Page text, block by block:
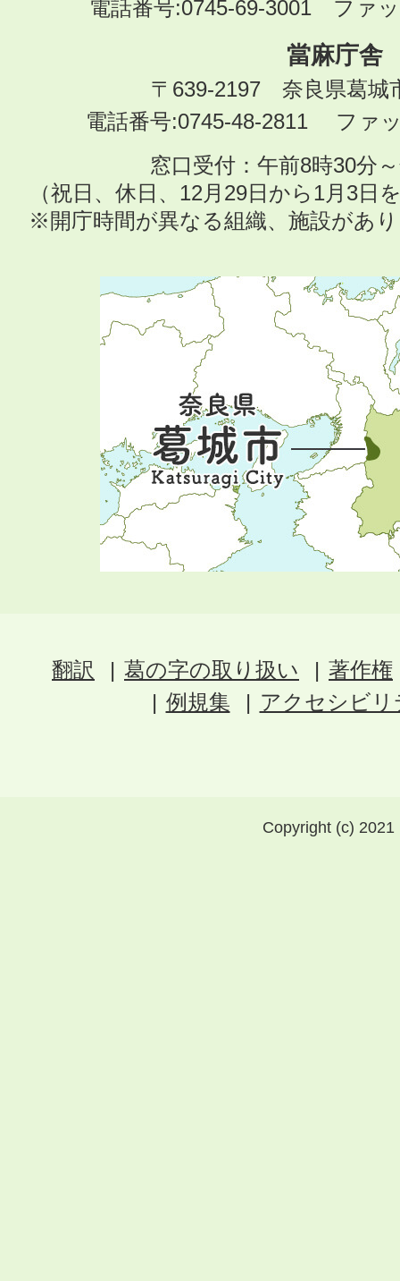
電話番号:0745-69-3001 ファ
當麻庁舎
〒639-2197 奈良県葛城
電話番号:0745-48-2811 ファ
窓口受付：午前8時30分
（祝日、休日、12月29日から1月3日
※開庁時間が異なる組織、施設があ
翻訳 葛の字の取り扱い
著作権
例規集
アクセシビ
Copyright (c)